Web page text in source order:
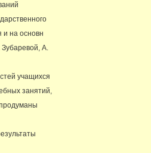
и на основн
А.
учащихся
занятий,